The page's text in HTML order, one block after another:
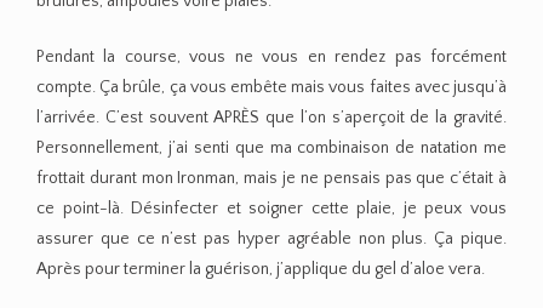
Pendant la course, vous ne vous en rendez pas forcément
compte. Ça brûle, ça vous embête mais vous faites avec jusqu’à
l’arrivée. C’est souvent APRÈS que l’on s’aperçoit de la gravité.
Personnellement, j’ai senti que ma combinaison de natation me
frottait durant mon Ironman, mais je ne pensais pas que c’était à
ce point-là. Désinfecter et soigner cette plaie, je peux vous
assurer que ce n’est pas hyper agréable non plus. Ça pique.
Après pour terminer la guérison, j’applique du gel d’aloe vera.